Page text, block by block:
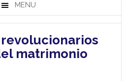
MENU
revolucionarios
matrimonio